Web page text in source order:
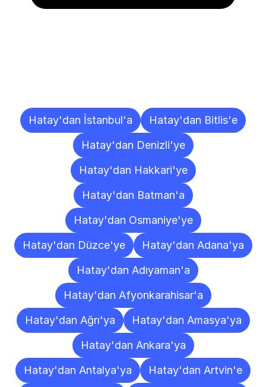
Hatay'dan İstanbul'a
Hatay'dan Bitlis'e
Hatay'dan Denizli'ye
Hatay'dan Hakkari'ye
Hatay'dan Batman'a
Hatay'dan Osmaniye'ye
Hatay'dan Düzce'ye
Hatay'dan Adana'ya
Hatay'dan Adıyaman'a
Hatay'dan Afyonkarahisar'a
Hatay'dan Ağrı'ya
Hatay'dan Amasya'ya
Hatay'dan Ankara'ya
Hatay'dan Antalya'ya
Hatay'dan Artvin'e